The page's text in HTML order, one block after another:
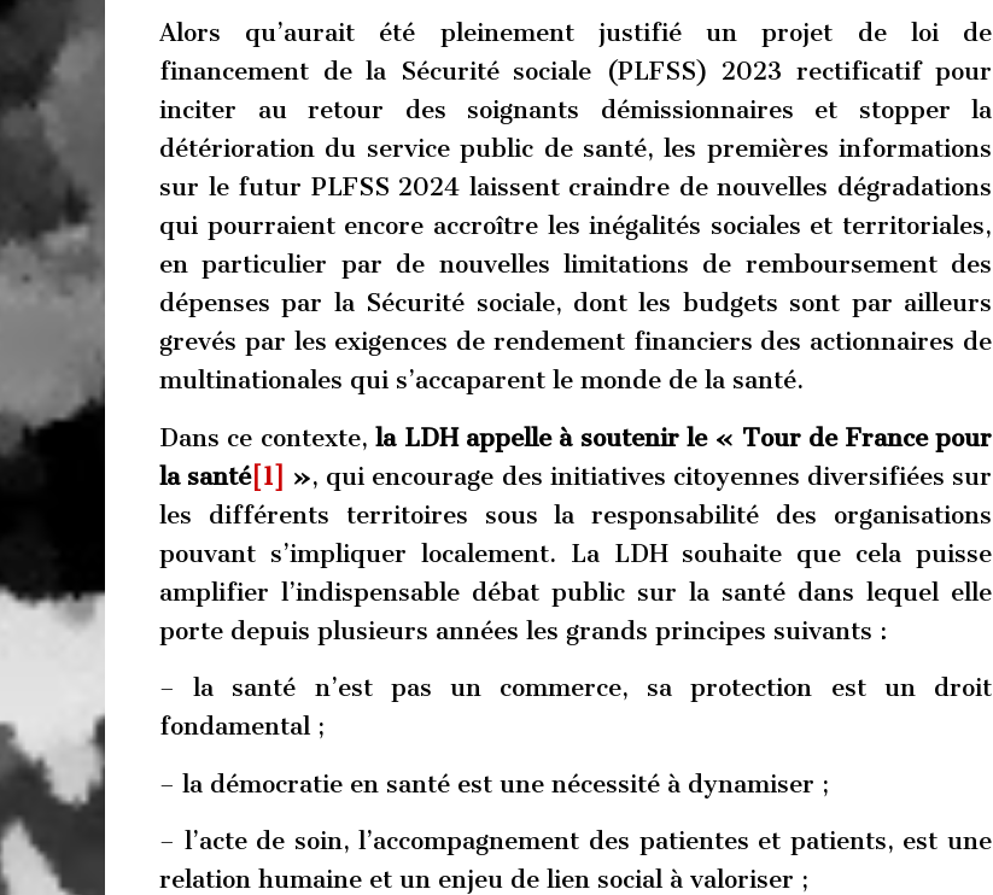
Alors qu’aurait été pleinement justifié un projet de loi de
financement de la Sécurité sociale (PLFSS) 2023 rectificatif pour
inciter au retour des soignants démissionnaires et stopper la
détérioration du service public de santé, les premières informations
sur le futur PLFSS 2024 laissent craindre de nouvelles dégradations
qui pourraient encore accroître les inégalités sociales et territoriales,
en particulier par de nouvelles limitations de remboursement des
dépenses par la Sécurité sociale, dont les budgets sont par ailleurs
grevés par les exigences de rendement financiers des actionnaires de
multinationales qui s’accaparent le monde de la santé.
Dans ce contexte,la LDH appelle à soutenir le « Tour de France pour
la santé[1] », qui encourage des initiatives citoyennes diversifiées sur
les différents territoires sous la responsabilité des organisations
pouvant s’impliquer localement. La LDH souhaite que cela puisse
amplifier l’indispensable débat public sur la santé dans lequel elle
porte depuis plusieurs années les grands principes suivants :
– la santé n’est pas un commerce, sa protection est un droit
fondamental ;
– la démocratie en santé est une nécessité à dynamiser ;
– l’acte de soin, l’accompagnement des patientes et patients, est une
relation humaine et un enjeu de lien social à valoriser ;